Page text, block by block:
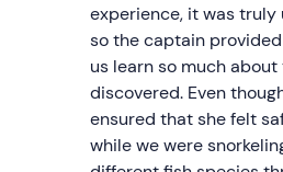
experience, it was truly
so the captain
us learn so much
discovered. Even
ensured that she felt
while we were